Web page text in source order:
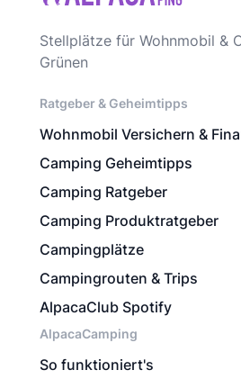
Stellplätze für Wohnmobil &
Grünen
Ratgeber & Geheimtipps
Wohnmobil Versichern &
Camping Geheimtipps
Camping Ratgeber
Camping Produktratgeber
Campingplätze
Campingrouten & Trips
AlpacaClub Spotify
AlpacaCamping
So funktioniert's